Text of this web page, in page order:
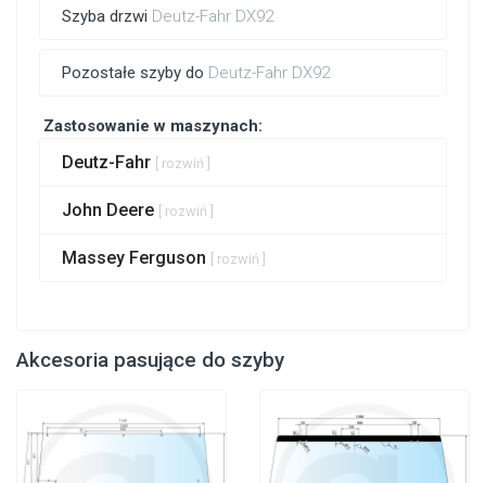
Szyba drzwi Deutz-Fahr DX92
Pozostałe szyby do Deutz-Fahr DX92
Zastosowanie w maszynach:
Deutz-Fahr [ rozwiń ]
John Deere [ rozwiń ]
Massey Ferguson [ rozwiń ]
Akcesoria pasujące do szyby